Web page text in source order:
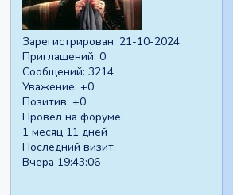
Зарегистрирован: 21-10-2024
Приглашений: 0
Сообщений: 3214
Уважение: +0
Позитив: +0
Провел на форуме:
1 месяц 11 дней
Последний визит:
Вчера 19:43:06